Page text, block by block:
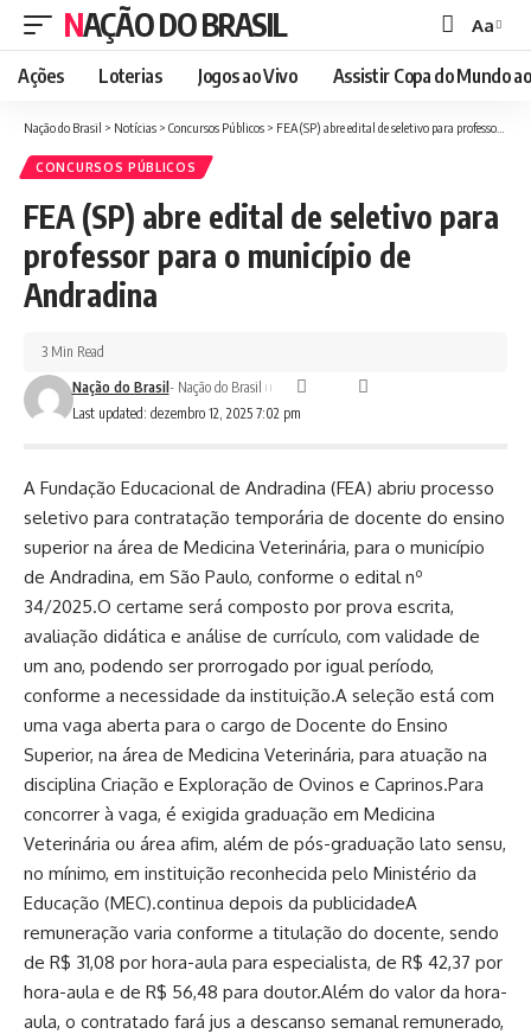
NAÇÃO DO BRASIL
Font
Resizer
Aa
Ações Loterias Jogos ao Vivo Assistir Copa do Mundo
Nação do Brasil > Notícias > Concursos Públicos > FEA (SP) abre edital de seletivo para professor para o município de Andradina
CONCURSOS PÚBLICOS
FEA (SP) abre edital de seletivo para
professor para o município de
Andradina
Last updated: dezembro 12, 2025 7:02 pm
Nação do Brasil- Nação do Brasil
3 Min Read
A Fundação Educacional de Andradina (FEA) abriu processo
seletivo para contratação temporária de docente do ensino
superior na área de Medicina Veterinária, para o município
de Andradina, em São Paulo, conforme o edital nº
34/2025.O certame será composto por prova escrita,
avaliação didática e análise de currículo, com validade de
um ano, podendo ser prorrogado por igual período,
conforme a necessidade da instituição.A seleção está com
uma vaga aberta para o cargo de Docente do Ensino
Superior, na área de Medicina Veterinária, para atuação na
disciplina Criação e Exploração de Ovinos e Caprinos.Para
concorrer à vaga, é exigida graduação em Medicina
Veterinária ou área afim, além de pós-graduação lato sensu,
no mínimo, em instituição reconhecida pelo Ministério da
Educação (MEC).continua depois da publicidadeA
remuneração varia conforme a titulação do docente, sendo
de R$ 31,08 por hora-aula para especialista, de R$ 42,37 por
hora-aula e de R$ 56,48 para doutor.Além do valor da hora-
aula, o contratado fará jus a descanso semanal remunerado,